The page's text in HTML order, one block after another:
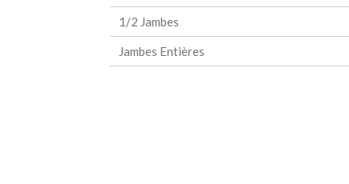
1/2 Jambes
Jambes Entières